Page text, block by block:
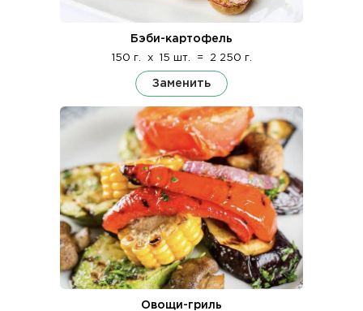
Бэби-картофель
150 г. x 15 шт. = 2 250 г.
Заменить
Овощи-гриль